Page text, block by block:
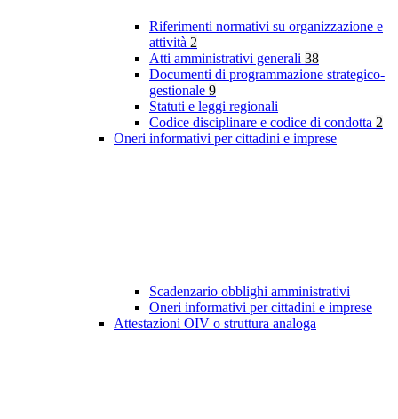
Riferimenti normativi su organizzazione e
attività 2
Atti amministrativi generali 38
Documenti di programmazione strategico-
gestionale 9
Statuti e leggi regionali
Codice disciplinare e codice di condotta 2
Oneri informativi per cittadini e imprese
Scadenzario obblighi amministrativi
Oneri informativi per cittadini e imprese
Attestazioni OIV o struttura analoga